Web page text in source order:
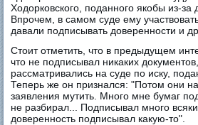
Ходорковского, поданного якобы из-за
Впрочем, в самом суде ему
давали подписывать доверенности и
Стоит отметить, что в предыдущем
что не подписывал никаких
рассматривались на суде по иску,
Теперь же он признался: "Потом они
заявления мутить. Много мне бумаг
не разбирал... Подписывал много
доверенность подписывал какую-то".